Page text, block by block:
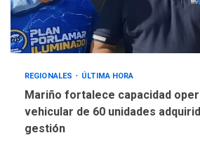
REGIONALES ÚLTIMA HORA
Mariño fortalece capacidad
vehicular de 60 unidades
gestión